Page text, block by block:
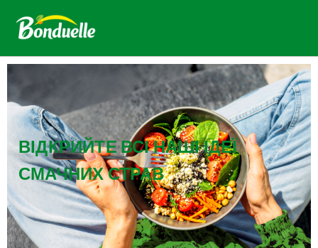
ВІДКРИЙТЕ ВСІ НАШІ ІДЕЇ
СМАЧНИХ СТРАВ